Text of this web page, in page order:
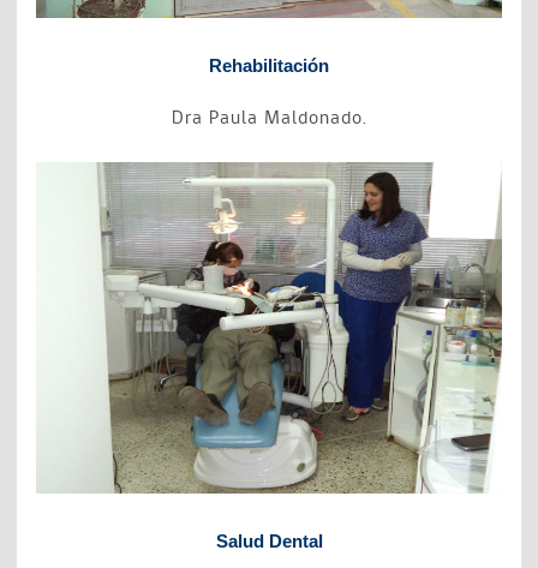
Rehabilitación
Dra Paula Maldonado.
Salud Dental